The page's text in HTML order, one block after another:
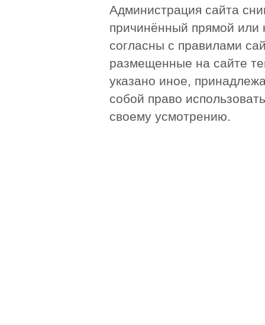
Администрация сайта
причинённый прямой или
согласны с правилами
размещенные на сайте
указано иное,
собой право
своему усмотрению.